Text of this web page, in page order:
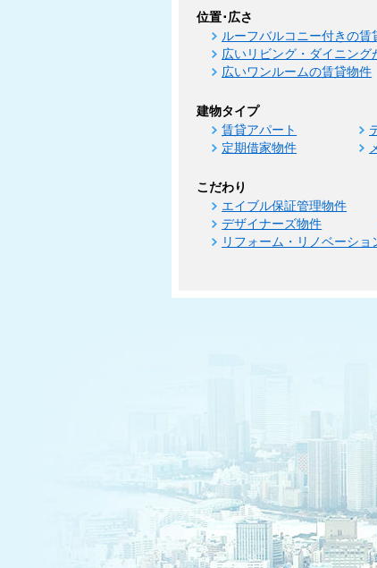
位置･広さ
ルーフバルコニー付きの賃
広いリビング・ダイニング
広いワンルームの賃貸物件
建物タイプ
賃貸アパート
定期借家物件
こだわり
エイブル保証管理物件
デザイナーズ物件
リフォーム・リノベーシ